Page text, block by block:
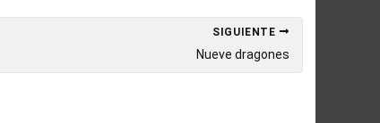
SIGUIENTE
Nueve dragones